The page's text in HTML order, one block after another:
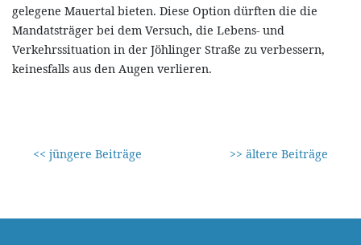
gelegene Mauertal bieten. Diese Option dürften die die
Mandatsträger bei dem Versuch, die Lebens- und
Verkehrssituation in der Jöhlinger Straße zu verbessern,
keinesfalls aus den Augen verlieren.
<< jüngere Beiträge >> ältere Beiträge